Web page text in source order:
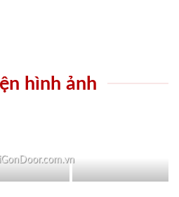
hình ảnh